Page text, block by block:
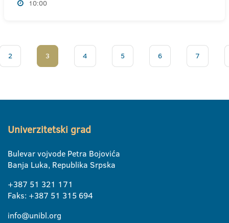
10:00
2 3 4 5 6 7
Univerzitetski grad
Bulevar vojvode Petra Bojovića
Banja Luka, Republika Srpska
+387 51 321 171
Faks: +387 51 315 694
info@unibl.org